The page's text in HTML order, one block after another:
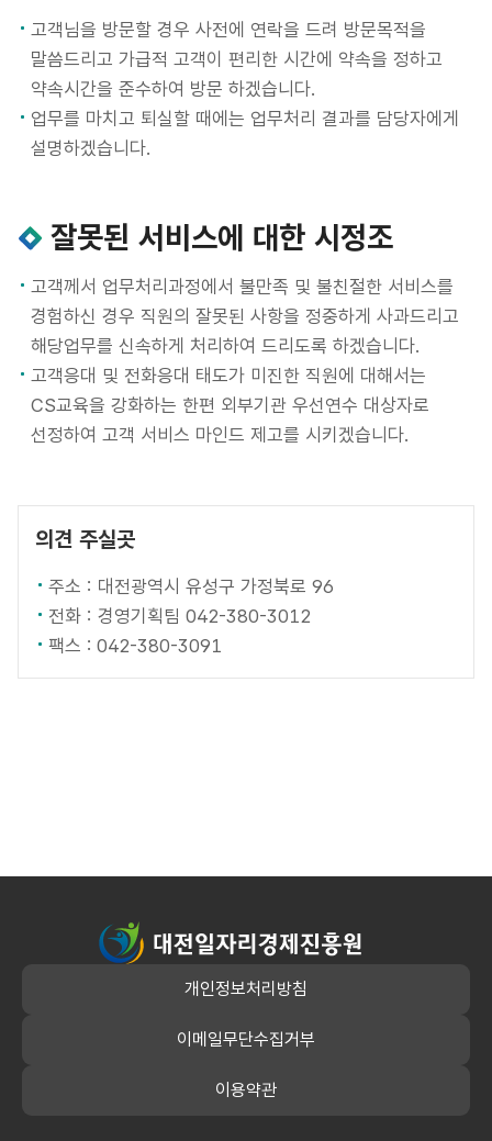
고객님을 방문할 경우 사전에 연락을 드려 방문목적을
말씀드리고 가급적 고객이 편리한 시간에 약속을 정하고
약속시간을 준수하여 방문 하겠습니다.
업무를 마치고 퇴실할 때에는 업무처리 결과를 담당자에게
설명하겠습니다.
잘못된 서비스에 대한 시정조
고객께서 업무처리과정에서 불만족 및 불친절한 서비스를
경험하신 경우 직원의 잘못된 사항을 정중하게 사과드리고
해당업무를 신속하게 처리하여 드리도록 하겠습니다.
고객응대 및 전화응대 태도가 미진한 직원에 대해서는
CS교육을 강화하는 한편 외부기관 우선연수 대상자로
선정하여 고객 서비스 마인드 제고를 시키겠습니다.
의견 주실곳
주소 : 대전광역시 유성구 가정북로 96
전화 : 경영기획팀 042-380-3012
팩스 : 042-380-3091
대전일자리경제진흥원
개인정보처리방침
이메일무단수집거부
이용약관